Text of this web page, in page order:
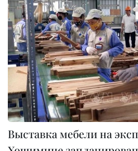
Выставка мебели на